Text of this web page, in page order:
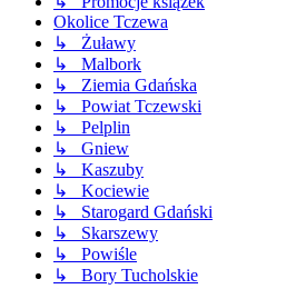
Okolice Tczewa
↳ Żuławy
↳ Malbork
↳ Ziemia Gdańska
↳ Powiat Tczewski
↳ Pelplin
↳ Gniew
↳ Kaszuby
↳ Kociewie
↳ Starogard Gdański
↳ Skarszewy
↳ Powiśle
↳ Bory Tucholskie